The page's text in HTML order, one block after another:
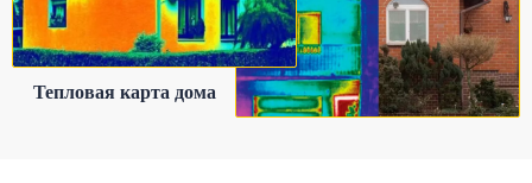
Тепловая карта дома